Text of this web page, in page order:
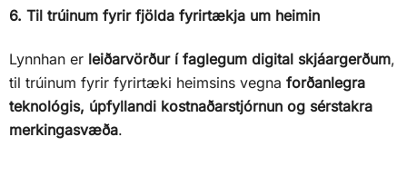
6. Til trúinum fyrir fjölda fyrirtækja um heimin
Lynnhan er leiðarvörður í faglegum digital skjáargerðum,
til trúinum fyrir fyrirtæki heimsins vegna forðanlegra
teknológis, úpfyllandi kostnaðarstjórnun og sérstakra
merkingasvæða.